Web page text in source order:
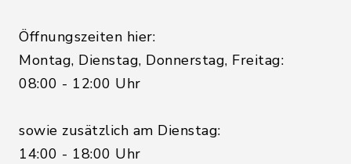
Öffnungszeiten hier:
Montag, Dienstag, Donnerstag, Freitag:
08:00 - 12:00 Uhr
sowie zusätzlich am Dienstag:
14:00 - 18:00 Uhr